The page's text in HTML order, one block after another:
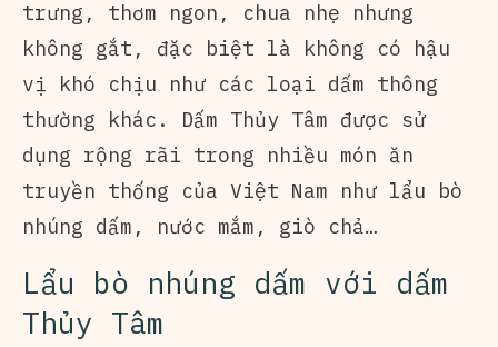
trưng, thơm ngon, chua nhẹ nhưng
không gắt, đặc biệt là không có hậu
vị khó chịu như các loại dấm thông
thường khác. Dấm Thủy Tâm được sử
dụng rộng rãi trong nhiều món ăn
truyền thống của Việt Nam như lẩu bò
nhúng dấm, nước mắm, giò chả…
Lẩu bò nhúng dấm với dấm
Thủy Tâm